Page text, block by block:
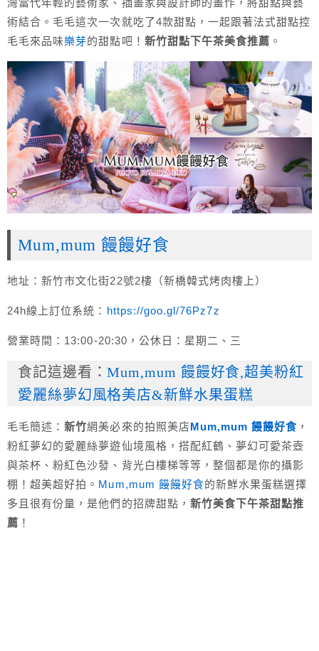
術結合。毛毛這次一次就吃了4款甜點，一起跟著法式甜點控
毛毛來品味樂芽的甜點吧！ 新竹甜點下午茶美食推薦 。
Mum,mum 饅饅好食
地址：新竹市文化街22號2樓（新橋韓式烤肉樓上）
24h線上訂位系統： https://goo.gl/76Pz7z
營業時間：13:00-20:30，公休日：星期二、三
食記這邊看：Mum,mum 饅饅好食,超美粉紅
愛麗絲夢幻風格美店&新鮮水果蛋糕
毛毛簡述：新竹網美必來的拍照美店Mum,mum 饅饅好食 ，
粉紅夢幻的愛麗絲夢遊仙境風格，搭配紅鶴、夢幻可愛茶壺
與茶杯、粉紅色沙發、背光白樓梯等等，整個都是你的攝影
棚！超美超好拍。 Mum,mum 饅饅好食的新鮮水果蛋糕選擇
多且很有份量，是他們的招牌甜點， 新竹美食下午茶甜點推
薦 ！